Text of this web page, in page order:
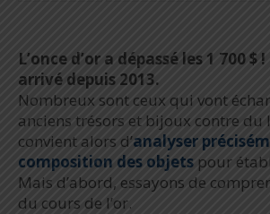
L’once d’or a dépassé les 1 700 $
arrivé depuis 2013.
Nombreux sont ceux qui vont
anciens trésors et bijoux contre du
convient alors d’analyser
composition des objets pour
Mais d’abord, essayons de
du cours de l’or.